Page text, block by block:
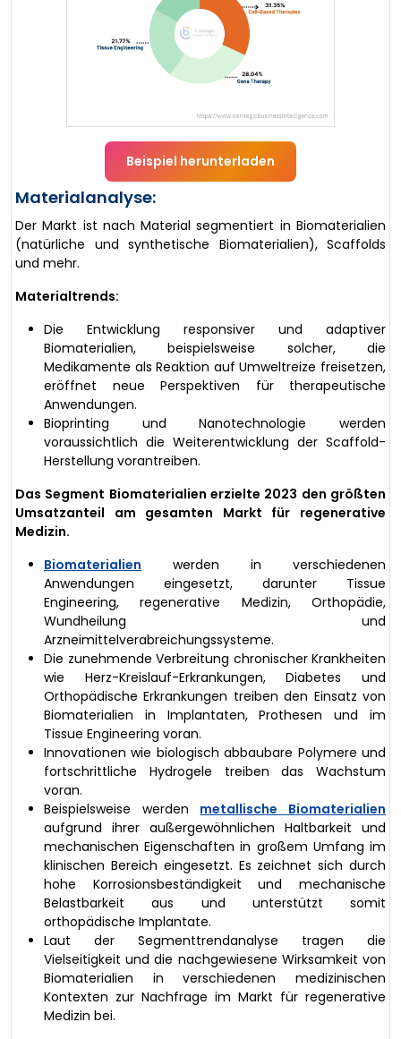
Beispiel herunterladen
Materialanalyse:
Der Markt ist nach Material segmentiert in Biomaterialien
(natürliche und synthetische Biomaterialien), Scaffolds
und mehr.
Materialtrends:
Die Entwicklung responsiver und adaptiver
Biomaterialien, beispielsweise solcher, die
Medikamente als Reaktion auf Umweltreize freisetzen,
eröffnet neue Perspektiven für therapeutische
Anwendungen.
Bioprinting und Nanotechnologie werden
voraussichtlich die Weiterentwicklung der Scaffold-
Herstellung vorantreiben.
Das Segment Biomaterialien erzielte 2023 den größten
Umsatzanteil am gesamten Markt für regenerative
Medizin.
Biomaterialien werden in verschiedenen
Anwendungen eingesetzt, darunter Tissue
Engineering, regenerative Medizin, Orthopädie,
Wundheilung und
Arzneimittelverabreichungssysteme.
Die zunehmende Verbreitung chronischer Krankheiten
wie Herz-Kreislauf-Erkrankungen, Diabetes und
Orthopädische Erkrankungen treiben den Einsatz von
Biomaterialien in Implantaten, Prothesen und im
Tissue Engineering voran.
Innovationen wie biologisch abbaubare Polymere und
fortschrittliche Hydrogele treiben das Wachstum
voran.
Beispielsweise werden metallische Biomaterialien
aufgrund ihrer außergewöhnlichen Haltbarkeit und
mechanischen Eigenschaften in großem Umfang im
klinischen Bereich eingesetzt. Es zeichnet sich durch
hohe Korrosionsbeständigkeit und mechanische
Belastbarkeit aus und unterstützt somit
orthopädische Implantate.
Laut der Segmenttrendanalyse tragen die
Vielseitigkeit und die nachgewiesene Wirksamkeit von
Biomaterialien in verschiedenen medizinischen
Kontexten zur Nachfrage im Markt für regenerative
Medizin bei.